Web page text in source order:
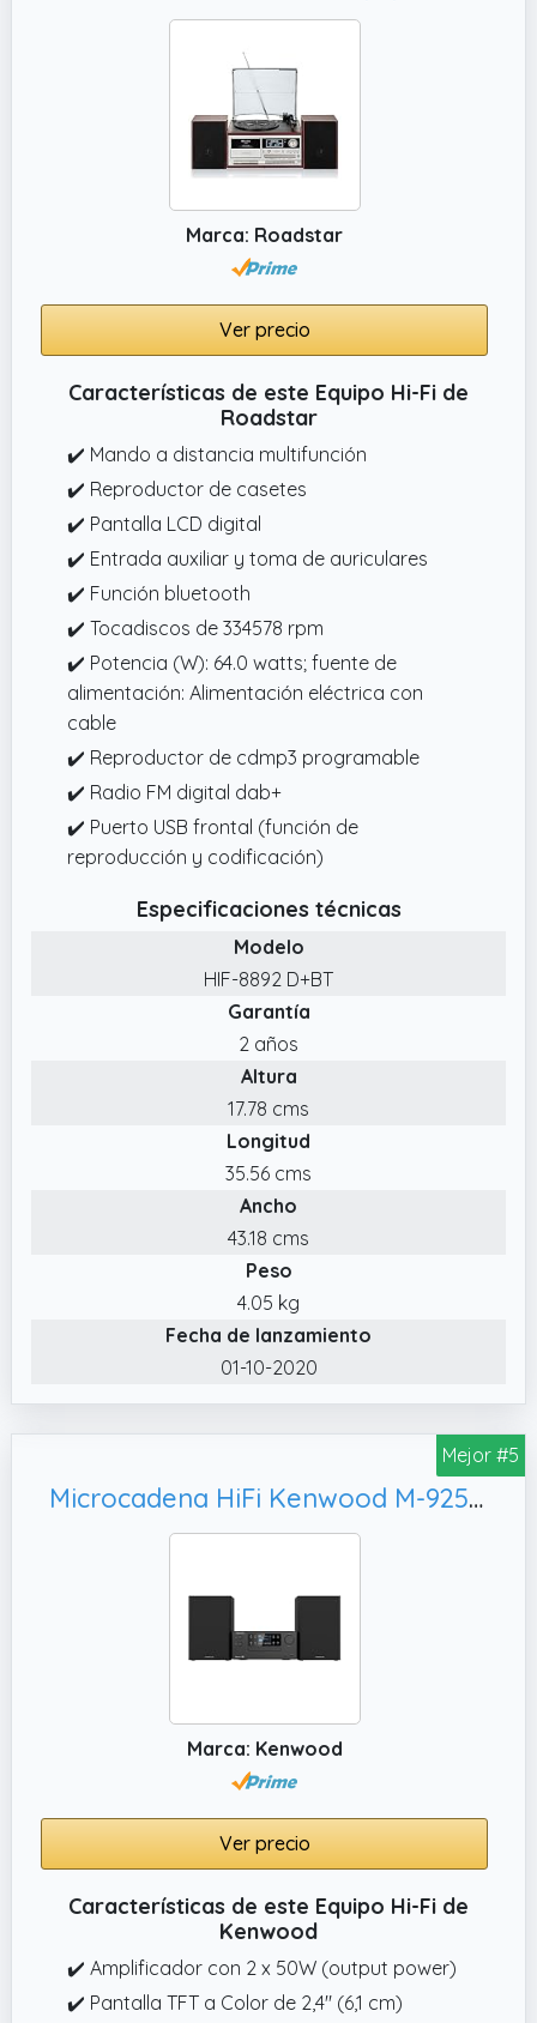
fibra de carbono de 60 W, ideales para un
sonido envolvente. Un equipo de musica para
casa y minicadenas de musica con claridad
superior, perfecto como reproductor cd o
radio cd de alta fidelidad.
Marca: Roadstar
Ver precio
Características de este Equipo Hi-Fi de
Roadstar
✔️ Mando a distancia multifunción
✔️ Reproductor de casetes
✔️ Pantalla LCD digital
✔️ Entrada auxiliar y toma de auriculares
✔️ Función bluetooth
✔️ Tocadiscos de 334578 rpm
✔️ Potencia (W): 64.0 watts; fuente de
alimentación: Alimentación eléctrica con
cable
✔️ Reproductor de cdmp3 programable
✔️ Radio FM digital dab+
✔️ Puerto USB frontal (función de
reproducción y codificación)
Especificaciones técnicas
Modelo
HIF-8892 D+BT
Garantía
2 años
Altura
17.78 cms
Longitud
35.56 cms
Ancho
43.18 cms
Peso
4.05 kg
Fecha de lanzamiento
01-10-2020
Mejor #5
Microcadena HiFi Kenwood M-925DAB-B con CD, Dab+ Blueetooth Audio-Streaming. Color: Negro - Mini Equipo de Musica para casa
Marca: Kenwood
Ver precio
Características de este Equipo Hi-Fi de
Kenwood
✔️ Amplificador con 2 x 50W (output power)
✔️ Pantalla TFT a Color de 2,4" (6,1 cm)